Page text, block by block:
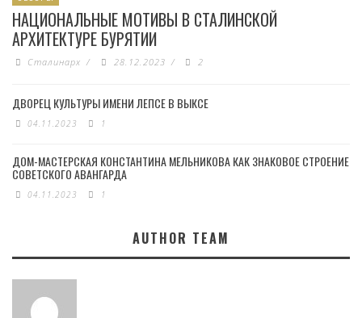
НАЦИОНАЛЬНЫЕ МОТИВЫ В СТАЛИНСКОЙ
АРХИТЕКТУРЕ БУРЯТИИ
Сталинарх / 28.12.2023 / 2
ДВОРЕЦ КУЛЬТУРЫ ИМЕНИ ЛЕПСЕ В ВЫКСЕ
04.11.2023 1
ДОМ-МАСТЕРСКАЯ КОНСТАНТИНА МЕЛЬНИКОВА КАК ЗНАКОВОЕ СТРОЕНИЕ
СОВЕТСКОГО АВАНГАРДА
04.11.2023 1
AUTHOR TEAM